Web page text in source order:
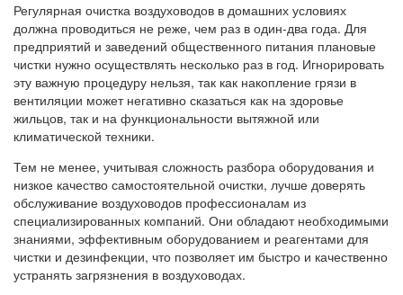
Регулярная очистка воздуховодов в домашних условиях
должна проводиться не реже, чем раз в один-два года. Для
предприятий и заведений общественного питания плановые
чистки нужно осуществлять несколько раз в год. Игнорировать
эту важную процедуру нельзя, так как накопление грязи в
вентиляции может негативно сказаться как на здоровье
жильцов, так и на функциональности вытяжной или
климатической техники.
Тем не менее, учитывая сложность разбора оборудования и
низкое качество самостоятельной очистки, лучше доверять
обслуживание воздуховодов профессионалам из
специализированных компаний. Они обладают необходимыми
знаниями, эффективным оборудованием и реагентами для
чистки и дезинфекции, что позволяет им быстро и качественно
устранять загрязнения в воздуховодах.